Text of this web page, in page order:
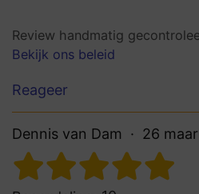
Review handmatig
Bekijk ons beleid
Reageer
Dennis van Dam 26